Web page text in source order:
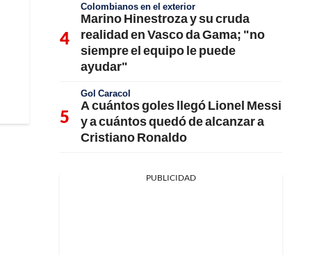
Colombianos en el exterior
Marino Hinestroza y su cruda
realidad en Vasco da Gama; "no
siempre el equipo le puede
ayudar"
Gol Caracol
A cuántos goles llegó Lionel Messi
y a cuántos quedó de alcanzar a
Cristiano Ronaldo
PUBLICIDAD